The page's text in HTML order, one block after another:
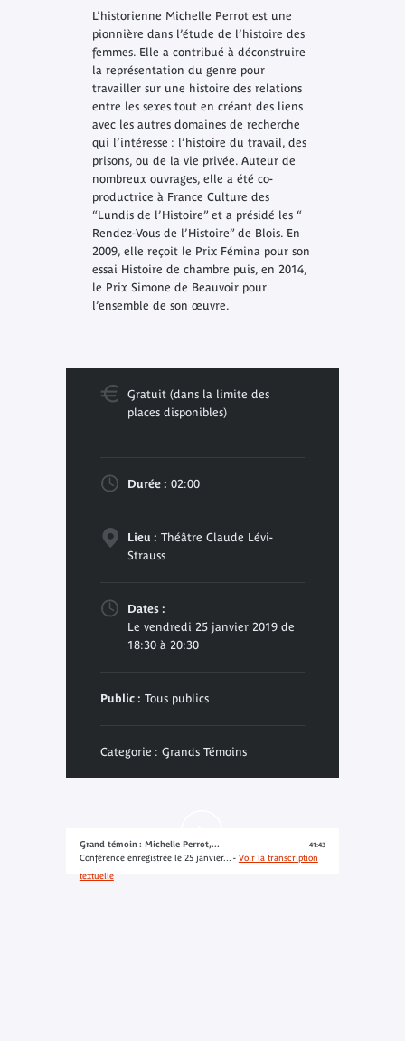
L’historienne Michelle Perrot est une
pionnière dans l’étude de l’histoire des
femmes. Elle a contribué à déconstruire
la représentation du genre pour
travailler sur une histoire des relations
entre les sexes tout en créant des liens
avec les autres domaines de recherche
qui l’intéresse : l’histoire du travail, des
prisons, ou de la vie privée. Auteur de
nombreux ouvrages, elle a été co-
productrice à France Culture des
“Lundis de l’Histoire” et a présidé les “
Rendez-Vous de l’Histoire” de Blois. En
2009, elle reçoit le Prix Fémina pour son
essai Histoire de chambre puis, en 2014,
le Prix Simone de Beauvoir pour
l’ensemble de son œuvre.
Gratuit (dans la limite des
places disponibles)
Durée : 02:00
Lieu : Théâtre Claude Lévi-
Strauss
Dates :
Le vendredi 25 janvier 2019 de
18:30 à 20:30
Public : Tous publics
Categorie : Grands Témoins
Grand témoin : Michelle Perrot,...
Conférence enregistrée le 25 janvier... - Voir la transcription
textuelle
41:43